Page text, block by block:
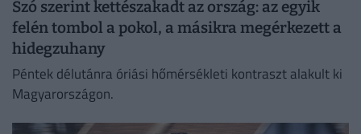
Szó szerint kettészakadt az ország: az egyik
felén tombol a pokol, a másikra megérkezett a
hidegzuhany
Péntek délutánra óriási hőmérsékleti kontraszt alakult ki
Magyarországon.